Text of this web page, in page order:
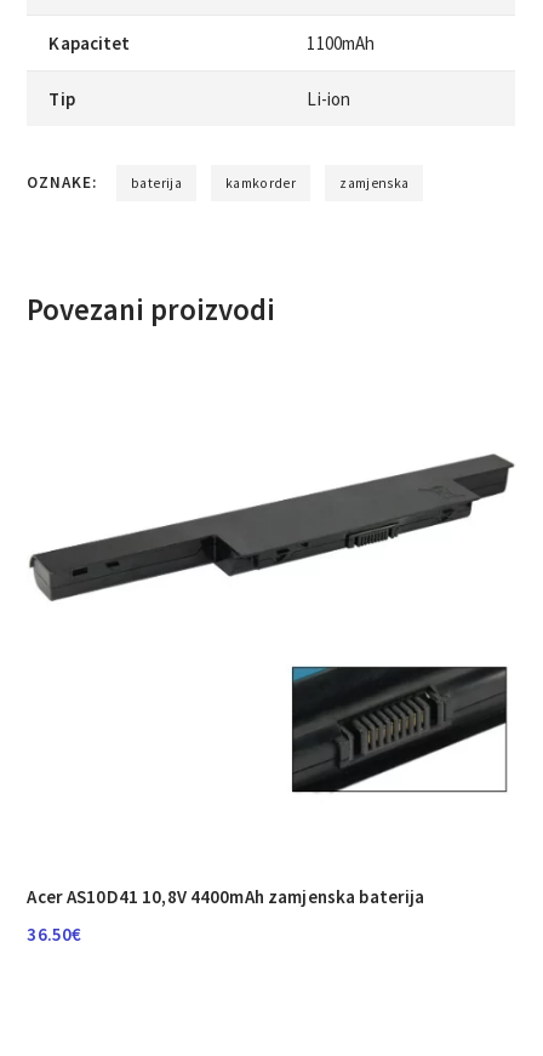
Kapacitet 1100mAh
Tip Li-ion
OZNAKE: baterija kamkorder zamjenska
Povezani proizvodi
Acer AS10D41 10,8V 4400mAh zamjenska baterija
36.50€